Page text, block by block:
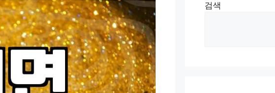
검색